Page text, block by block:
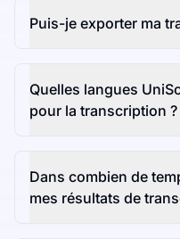
Puis-je exporter ma
Quelles langues
pour la transcription ?
Dans combien de
mes résultats de